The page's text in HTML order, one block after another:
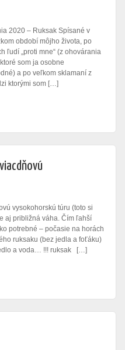
2020 – Ruksak Spísané v
období môjho života, po
ľudí „proti mne“ (z ohovárania
som ja osobne
a po veľkom sklamaní z
ktorými som […]
vysokohorskú túru (toto si
aj približná váha. Čím ľahší
potrebné – počasie na horách
ruksaku (bez jedla a foťáku)
a voda… !!! ruksak […]